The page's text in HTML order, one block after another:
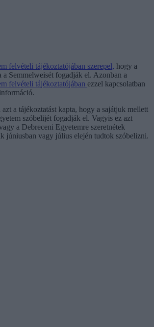
felvételi tájékoztatójában szerepel, hogy a
a Semmelweisét fogadják el. Azonban a
felvételi tájékoztatójában ezzel kapcsolatban
a tájékoztatást kapta, hogy a sajátjuk mellett
szóbelijét fogadják el. Vagyis ez azt
a Debreceni Egyetemre szeretnétek
júniusban vagy július elején tudtok szóbelizni.